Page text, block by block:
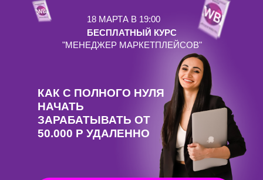
18 МАРТА В 19:00
БЕСПЛАТНЫЙ КУРС
КАК С ПОЛНОГО НУЛЯ
НАЧАТЬ
ЗАРАБАТЫВАТЬ ОТ
50.000 Р УДАЛЕННО
"МЕНЕДЖЕР МАРКЕТПЛЕЙСОВ"